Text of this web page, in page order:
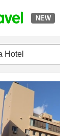
NEW
ลนพักรีวิว